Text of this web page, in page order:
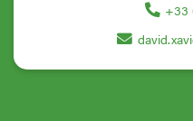
+33